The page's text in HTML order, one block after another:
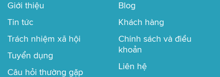
Giới thiệu
Tin tức
Trách nhiệm xã hội
Tuyển dụng
Câu hỏi thường gặp
Blog
Khách hàng
Chính sách và điều
khoản
Liên hệ